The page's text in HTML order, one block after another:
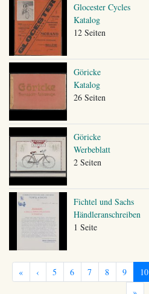
Glocester Cycles
Katalog
12 Seiten
Göricke
Katalog
26 Seiten
Göricke
Werbeblatt
2 Seiten
Fichtel und Sachs
Händleranschreiben
1 Seite
« ‹ 5 6 7 8 9 10
»